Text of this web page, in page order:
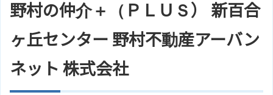
建、事務所、店舗、月極駐車場の物件を取り扱っ
ています。
住所
神奈川県川崎市麻生区王禅寺西５
丁目１－３０ フォレスター新百
合地図
野村の仲介＋（ＰＬＵＳ） 新百合
ヶ丘センター 野村不動産アーバン
ネット 株式会社